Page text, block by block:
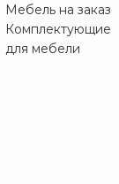
Мебель на заказ
Комплектующие
для мебели